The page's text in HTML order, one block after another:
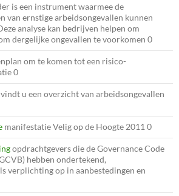
is een instrument waarmee de
van ernstige arbeidsongevallen kunnen
analyse kan bedrijven helpen om
dergelijke ongevallen te voorkomen 0
om te komen tot een risico-
0
u een overzicht van arbeidsongevallen
manifestatie Velig op de Hoogte 2011 0
opdrachtgevers die de Governance Code
hebben ondertekend,
verplichting op in aanbestedingen en